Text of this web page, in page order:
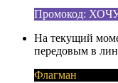
Промокод:
На текущий
передовым в
Флагман